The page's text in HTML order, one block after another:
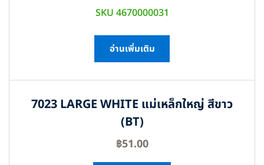
SKU 4670000031
อ่านเพิ่มเติม
7023 LARGE WHITE แม่เหล็กใหญ่ สีขาว
(BT)
฿51.00